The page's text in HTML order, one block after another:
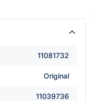
11081732
Original
11039736